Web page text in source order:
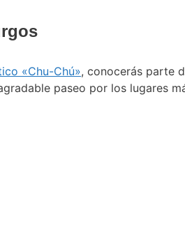
«Chu-Chú», conocerás parte
paseo por los lugares